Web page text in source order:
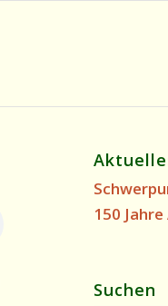
150 Jahre
Suchen